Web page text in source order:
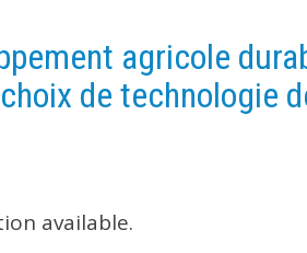
agricole
de technologie
available.